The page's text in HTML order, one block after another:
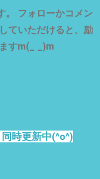
。 フォローかコメン
ていただけると、励
すm(_ _)m
時更新中(^o^)